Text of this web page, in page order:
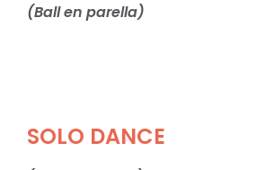
(Ball en parella)
SOLO DANCE